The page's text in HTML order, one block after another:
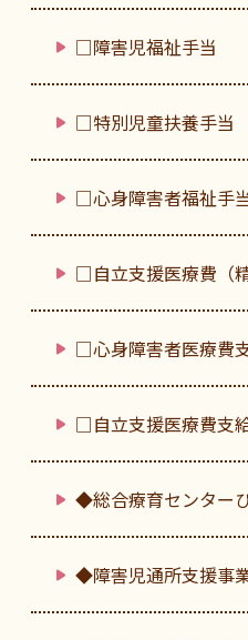
□障害児福祉手当
□特別児童扶養手当
□心身障害者福祉手
□自立支援医療費（
□心身障害者医療費
□自立支援医療費支
◆総合療育センター
◆障害児通所支援事